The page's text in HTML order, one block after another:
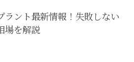
ラント最新情報！失敗しない
場を解説